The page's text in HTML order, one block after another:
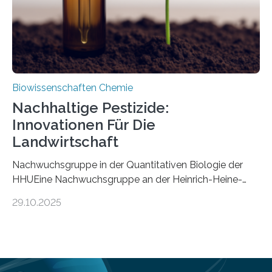
Mückenlarve aus dem Mesozoikum dar, denn…
Biowissenschaften Chemie
Nachhaltige Pestizide:
Innovationen Für Die
Landwirtschaft
Nachwuchsgruppe in der Quantitativen Biologie der
HHUEine Nachwuchsgruppe an der Heinrich-Heine-
fünf Jahren erforschen, wie Bakterien auf
Insektenblume. Das Bundesministerium für Forschung,
29.10.2025